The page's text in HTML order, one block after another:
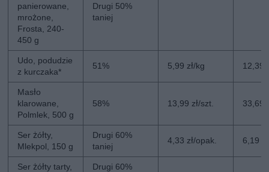
panierowane,
mrożone,
Frosta, 240-
450 g
Drugi 50%
taniej
Udo, podudzie
z kurczaka*
51% 5,99 zł/kg 12,39
Masło
klarowane,
Polmlek, 500 g
58% 13,99 zł/szt. 33,69
Ser żółty,
Mlekpol, 150 g
Drugi 60%
taniej
4,33 zł/opak. 6,19
Ser żółty tarty,
Drugi 60%